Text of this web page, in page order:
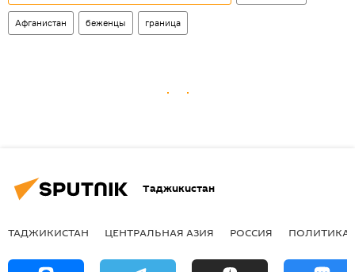
Афганистан беженцы граница
Таджикистан
ТАДЖИКИСТАН ЦЕНТРАЛЬНАЯ АЗИЯ РОССИЯ ПОЛИТИКА